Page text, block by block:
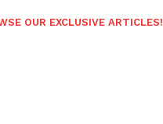
OUR EXCLUSIVE ARTICLES!